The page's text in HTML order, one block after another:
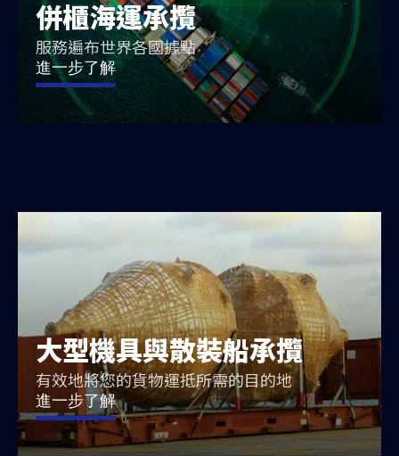
併櫃海運承攬
服務遍布世界各國據點
進一步了解
大型機具與散裝船承攬
有效地將您的貨物運抵所需的目的地
進一步了解